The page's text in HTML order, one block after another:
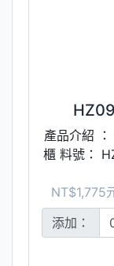
產品介紹
櫃 料號：
NT$1,775
添加：